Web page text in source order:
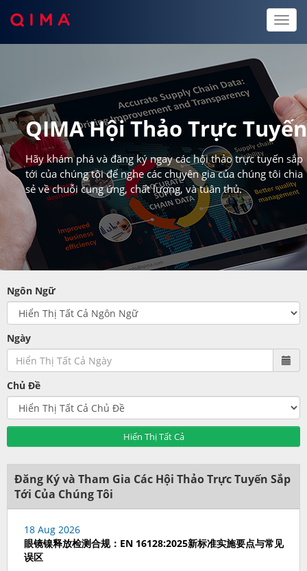
Toggle
QIMA Hội Thảo Trực Tuyến
Hãy khám phá và đăng ký ngay các hội thảo trực tuyến sắp
tới của chúng tôi để nghe các chuyên gia của chúng tôi chia
sẻ về chuỗi cung ứng, chất lượng, và tuân thủ.
Ngôn Ngữ
Ngày
Chủ Đề
Hiển Thị Tất Cả
Đăng Ký và Tham Gia Các Hội Thảo Trực Tuyến Sắp
Tới Của Chúng Tôi
18 Aug 2026
眼镜镍释放检测合规：EN 16128:2025新标准实施要点与常见
误区